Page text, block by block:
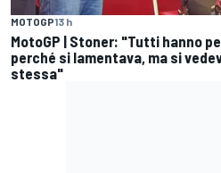
MOTOGP13 h
MotoGP | Stoner: "Tutti hanno
perché si lamentava, ma si
stessa"